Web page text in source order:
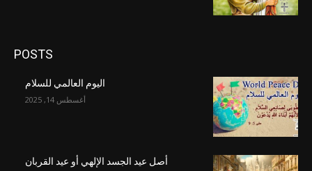
POSTS
اليوم العالمي للسلام
أغسطس 14, 2025
أصل عيد الجسد الإلهي أو عيد القربان